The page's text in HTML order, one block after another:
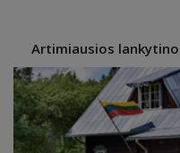
Artimiausios